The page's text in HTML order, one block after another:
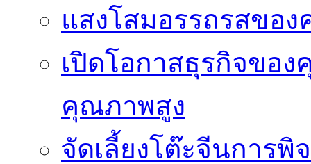
แสงโสมอรรถรสขอ
เปิดโอกาสธุรกิจขอ
คุณภาพสูง
จัดเลี้ยงโต๊ะจีนการ